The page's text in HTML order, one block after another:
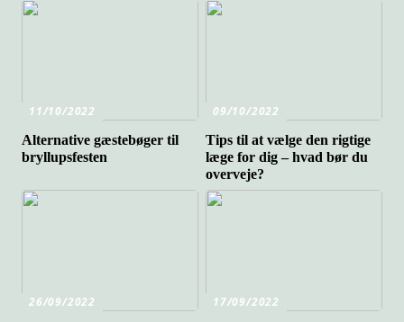
11/10/2022
Alternative gæstebøger til
bryllupsfesten
09/10/2022
Tips til at vælge den rigtige
læge for dig – hvad bør du
overveje?
26/09/2022
17/09/2022